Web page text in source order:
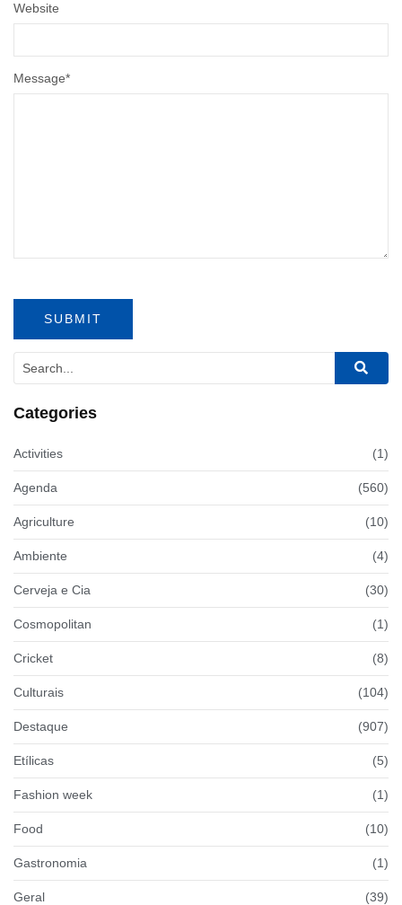
Message*
Website
Categories
Activities (1)
Agenda (560)
Agriculture (10)
Ambiente (4)
Cerveja e Cia (30)
Cosmopolitan (1)
Cricket (8)
Culturais (104)
Destaque (907)
Etílicas (5)
Fashion week (1)
Food (10)
Gastronomia (1)
Geral (39)